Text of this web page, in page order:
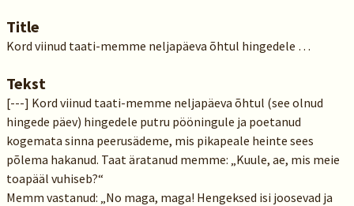
Title
Kord viinud taati-memme neljapäeva õhtul hingedele …
Tekst
[---] Kord viinud taati-memme neljapäeva õhtul (see olnud
hingede päev) hingedele putru pööningule ja poetanud
kogemata sinna peerusädeme, mis pikapeale heinte sees
põlema hakanud. Taat äratanud memme: „Kuule, ae, mis meie
toapääl vuhiseb?“
Memm vastanud: „No maga, maga! Hengeksed isi joosevad ja